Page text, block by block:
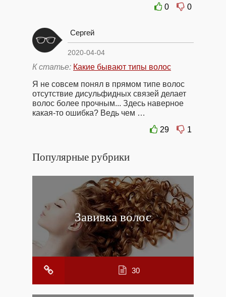
0
0
Сергей
2020-04-04
К статье: Какие бывают типы волос
Я не совсем понял в прямом типе волос
отсутствие дисульфидных связей делает
волос более прочным... Здесь наверное
какая-то ошибка? Ведь чем …
29
1
Популярные рубрики
Завивка волос
30